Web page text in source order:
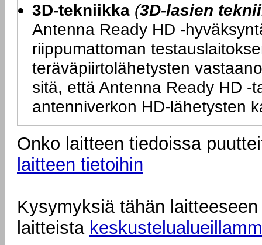
3D-tekniikka (3D-lasien
Antenna Ready HD -
riippumattoman
teräväpiirtolähetysten
sitä, että Antenna Ready HD -
antenniverkon HD-lähetysten
Onko laitteen tiedoissa
laitteen tietoihin
Kysymyksiä tähän
laitteista